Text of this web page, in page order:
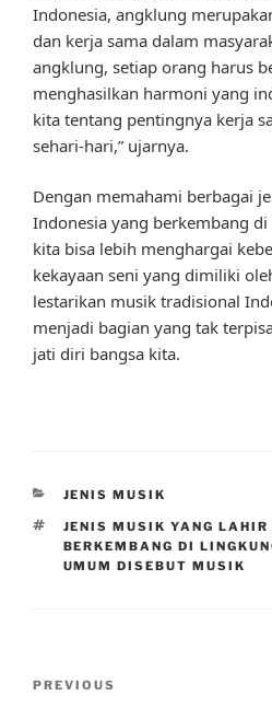
Indonesia, angklung
dan kerja sama dalam
angklung, setiap orang harus
menghasilkan harmoni yang
kita tentang pentingnya kerja
sehari-hari,” ujarnya.
Dengan memahami berbagai
Indonesia yang berkembang
kita bisa lebih menghargai
kekayaan seni yang dimiliki
lestarikan musik tradisional
menjadi bagian yang tak
jati diri bangsa kita.
CATEGORIES
JENIS MUSIK
TAGS
JENIS MUSIK YANG LAHIR
BERKEMBANG DI
UMUM DISEBUT MUSIK
Previous
PREVIOUS